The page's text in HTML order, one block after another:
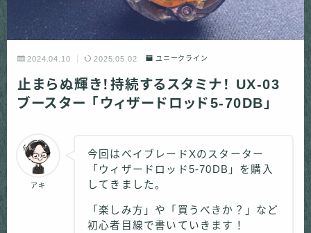
2024.04.10 2025.05.02 ユニークライン
止まらぬ輝き！持続するスタミナ！ UX-03
ブースター 「ウィザードロッド5-70DB」
アキ
今回はベイブレードXのスターター
「ウィザードロッド5-70DB」を購入
してきました。
「楽しみ方」や「買うべきか？」など
初心者目線で書いていきます！